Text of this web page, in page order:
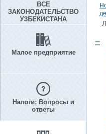
ВСЕ
ЗАКОНОДАТЕЛЬСТВО
УЗБЕКИСТАНА
Малое предприятие
Налоги: Вопросы и
ответы